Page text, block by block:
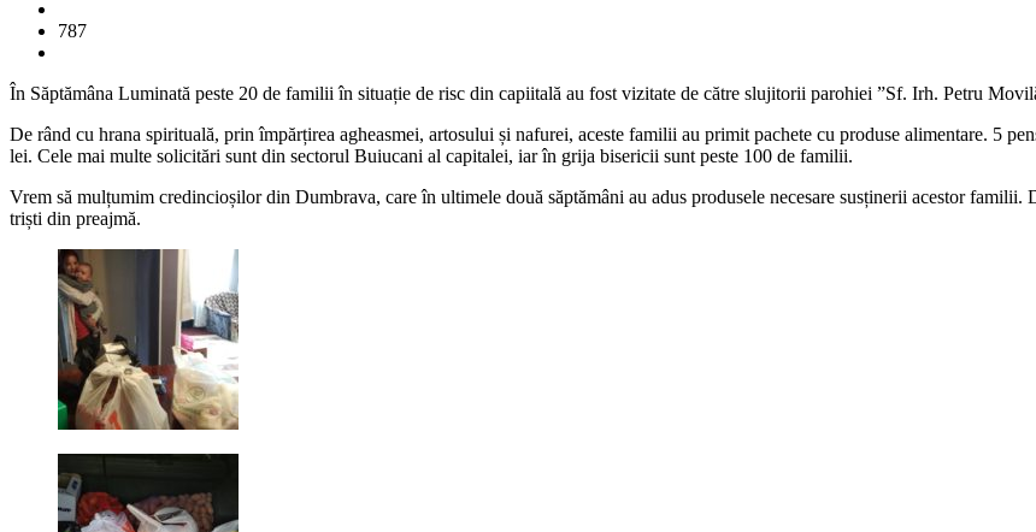
787
În Săptămâna Luminată peste 20 de familii în situație de risc din capiitală au fost vizitate de către slujitorii parohiei ”Sf. Irh. Petru
De rând cu hrana spirituală, prin împărțirea agheasmei, artosului și nafurei, aceste familii au primit pachete cu produse alimentare. 5
lei. Cele mai multe solicitări sunt din sectorul Buiucani al capitalei, iar în grija bisericii sunt peste 100 de familii.
Vrem să mulțumim credincioșilor din Dumbrava, care în ultimele două săptămâni au adus produsele necesare susținerii acestor familii.
triști din preajmă.